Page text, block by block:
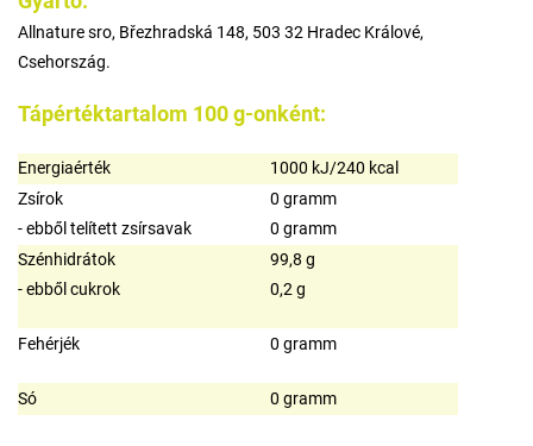
Allnature sro, Březhradská 148, 503 32 Hradec Králové,
Csehország.
Tápértéktartalom 100 g-onként:
Energiaérték
1000 kJ/240 kcal
Zsírok
- ebből telített zsírsavak
0 gramm
0 gramm
Szénhidrátok
- ebből cukrok
99,8 g
0,2 g
Fehérjék 0 gramm
Só 0 gramm